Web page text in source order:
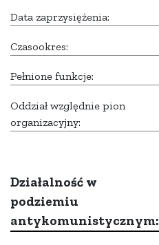
Data zaprzysiężenia:
Czasookres:
Pełnione funkcje:
Oddział względnie pion
organizacyjny:
Działalność w
podziemiu
antykomunistycznym: